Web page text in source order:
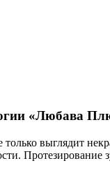
«Любава
только выглядит